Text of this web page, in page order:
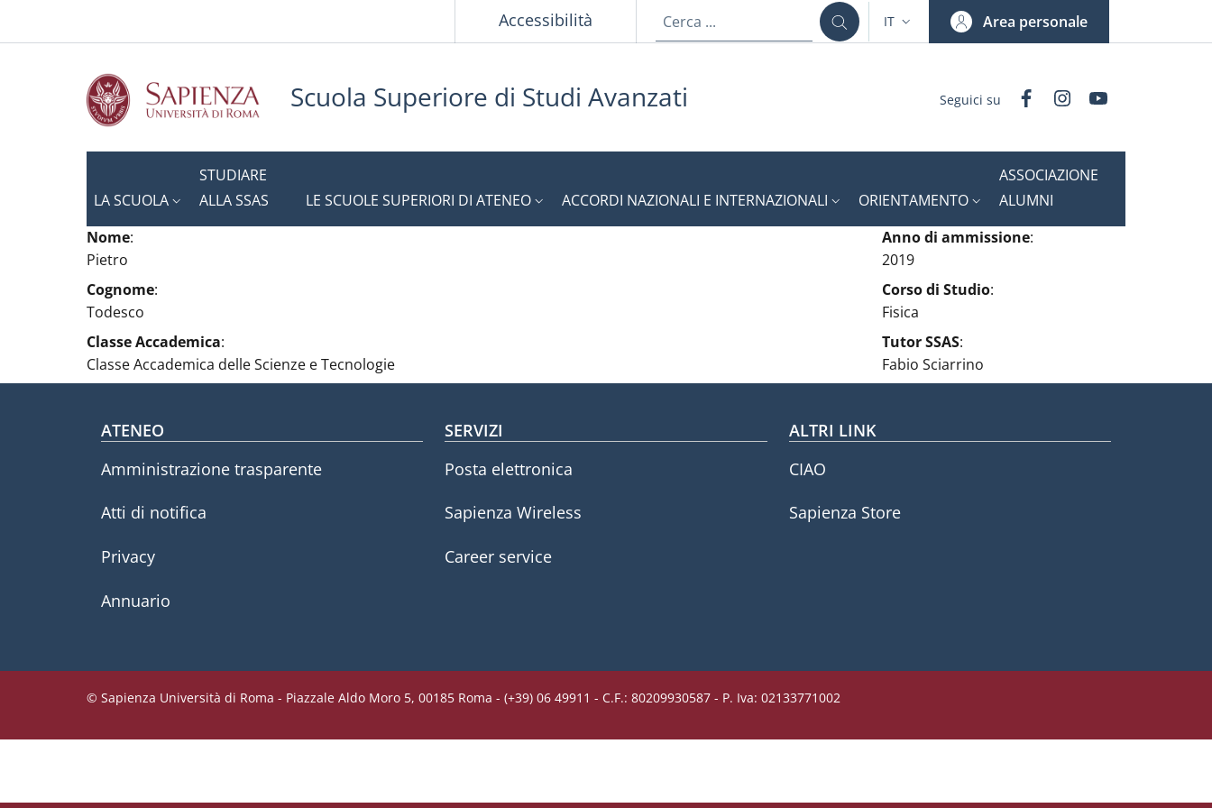
Accessibilità SELETTORE LINGUA: CURRENT LANGUAGE
IT Area personale
Scuola Superiore di Studi Avanzati Seguici su FacebookInstagram
LA SCUOLA
STUDIARE
ALLA SSAS
LE SCUOLE SUPERIORI DI ATENEO ACCORDI NAZIONALI E INTERNAZIONALI ORIENTAMENTO
ASSOCIAZIONE
ALUMNI
Nome:
Pietro
Cognome:
Todesco
Classe Accademica:
Classe Accademica delle Scienze e Tecnologie
Anno di ammissione:
2019
Corso di Studio:
Fisica
Tutor SSAS:
Fabio Sciarrino
Footer menu
ATENEO
Amministrazione trasparente
Atti di notifica
Privacy
Annuario
SERVIZI
Posta elettronica
Sapienza Wireless
Career service
ALTRI LINK
CIAO
Sapienza Store
© Sapienza Università di Roma - Piazzale Aldo Moro 5, 00185 Roma - (+39) 06 49911 - C.F.: 80209930587 - P. Iva: 02133771002